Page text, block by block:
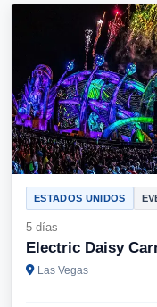
ESTADOS UNIDOS
5 días
Electric Daisy
Las Vegas